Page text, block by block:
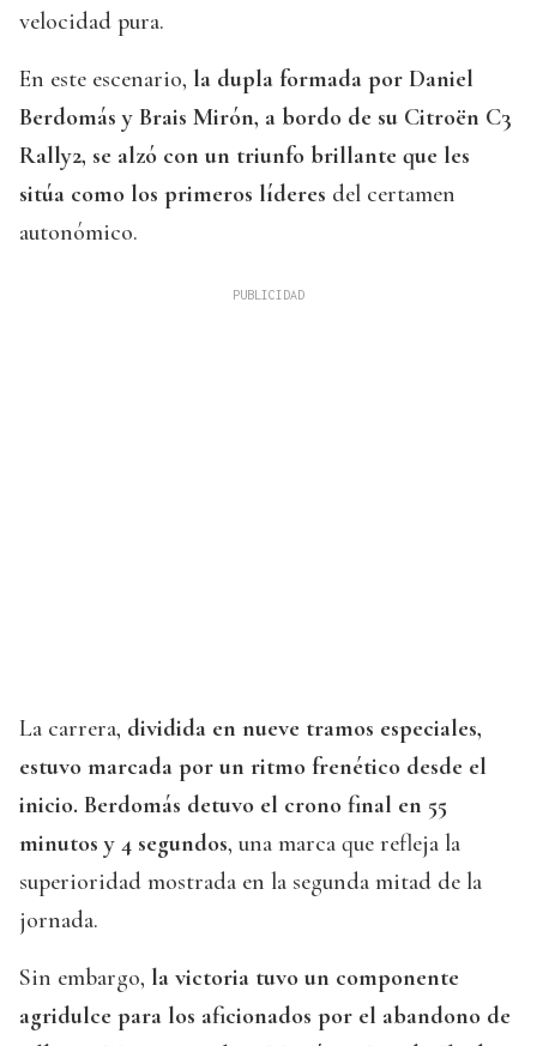
velocidad pura.
En este escenario, la dupla formada por Daniel
Berdomás y Brais Mirón, a bordo de su Citroën C3
Rally2, se alzó con un triunfo brillante que les
sitúa como los primeros líderes del certamen
autonómico.
La carrera, dividida en nueve tramos especiales,
estuvo marcada por un ritmo frenético desde el
inicio. Berdomás detuvo el crono final en 55
minutos y 4 segundos, una marca que refleja la
superioridad mostrada en la segunda mitad de la
jornada.
Sin embargo, la victoria tuvo un componente
agridulce para los aficionados por el abandono de